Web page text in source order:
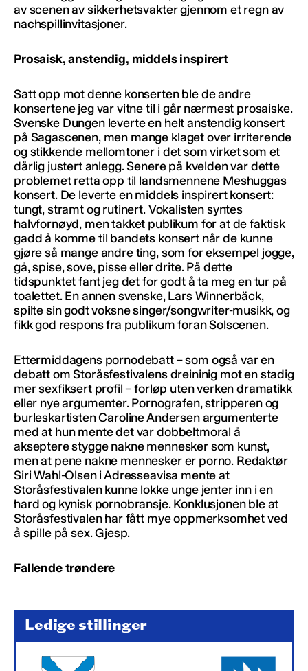
av scenen av sikkerhetsvakter gjennom et regn av
nachspillinvitasjoner.
Prosaisk, anstendig, middels inspirert
Satt opp mot denne konserten ble de andre
konsertene jeg var vitne til i går nærmest prosaiske.
Svenske Dungen leverte en helt anstendig konsert
på Sagascenen, men mange klaget over irriterende
og stikkende mellomtoner i det som virket som et
dårlig justert anlegg. Senere på kvelden var dette
problemet retta opp til landsmennene Meshuggas
konsert. De leverte en middels inspirert konsert:
tungt, stramt og rutinert. Vokalisten syntes
halvfornøyd, men takket publikum for at de faktisk
gadd å komme til bandets konsert når de kunne
gjøre så mange andre ting, som for eksempel jogge,
gå, spise, sove, pisse eller drite. På dette
tidspunktet fant jeg det for godt å ta meg en tur på
toalettet. En annen svenske, Lars Winnerbäck,
spilte sin godt voksne singer/songwriter-musikk, og
fikk god respons fra publikum foran Solscenen.
Ettermiddagens pornodebatt – som også var en
debatt om Storåsfestivalens dreininig mot en stadig
mer sexfiksert profil – forløp uten verken dramatikk
eller nye argumenter. Pornografen, stripperen og
burleskartisten Caroline Andersen argumenterte
med at hun mente det var dobbeltmoral å
akseptere stygge nakne mennesker som kunst,
men at pene nakne mennesker er porno. Redaktør
Siri Wahl-Olsen i Adresseavisa mente at
Storåsfestivalen kunne lokke unge jenter inn i en
hard og kynisk pornobransje. Konklusjonen ble at
Storåsfestivalen har fått mye oppmerksomhet ved
å spille på sex. Gjesp.
Fallende trøndere
Ledige stillinger